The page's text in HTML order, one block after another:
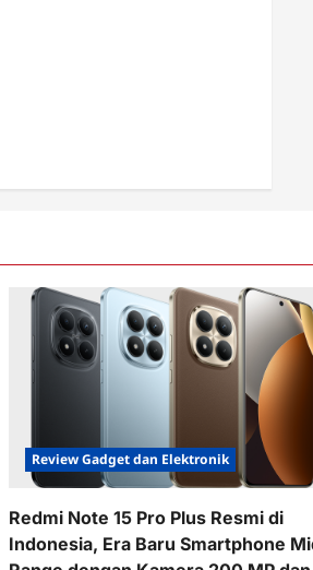
Review Gadget dan Elektronik
Redmi Note 15 Pro Plus Resmi di
Indonesia, Era Baru Smartphone